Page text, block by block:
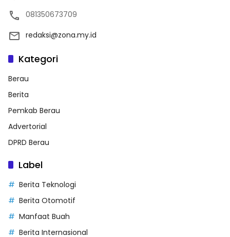
081350673709
redaksi@zona.my.id
Kategori
Berau
Berita
Pemkab Berau
Advertorial
DPRD Berau
Label
Berita Teknologi
Berita Otomotif
Manfaat Buah
Berita Internasional